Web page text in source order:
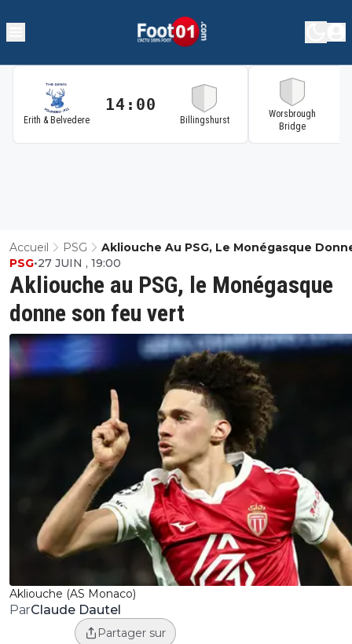
Erith & Belvedere
14:00
Billingshurst
Worsbrough
Bridge
Accueil PSG
Akliouche Au PSG, Le Monégasque
Feu Vert
Akliouche (AS Monaco)
Akliouche au PSG, le Monégasque
donne son feu vert
PSG•27 JUIN , 19:00
ParClaude Dautel
Partager sur